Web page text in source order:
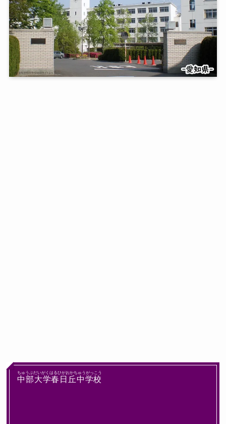
中部大学春日丘中学校
ちゅうぶだいがくはるひがおかちゅうがっこう